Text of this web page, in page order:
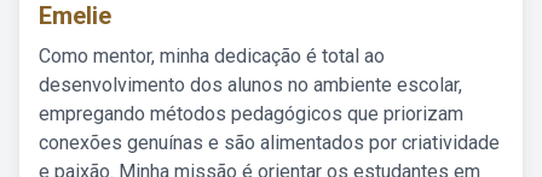
Emelie
Como mentor, minha dedicação é total ao
desenvolvimento dos alunos no ambiente escolar,
empregando métodos pedagógicos que priorizam
conexões genuínas e são alimentados por criatividade
e paixão. Minha missão é orientar os estudantes em